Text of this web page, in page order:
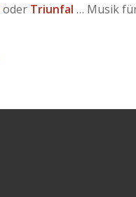
oder Triunfal … Musik